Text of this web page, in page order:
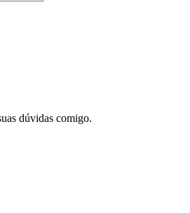
dúvidas comigo.